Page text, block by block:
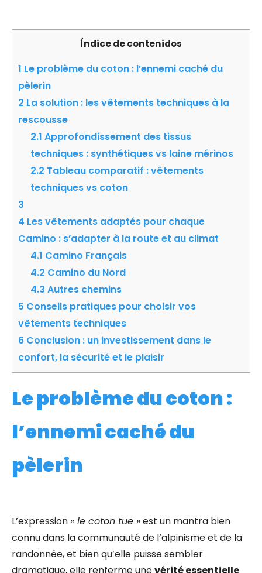
Índice de contenidos
1 Le problème du coton : l’ennemi caché du
pèlerin
2 La solution : les vêtements techniques à la
rescousse
2.1 Approfondissement des tissus
techniques : synthétiques vs laine mérinos
2.2 Tableau comparatif : vêtements
techniques vs coton
3
4 Les vêtements adaptés pour chaque
Camino : s’adapter à la route et au climat
4.1 Camino Français
4.2 Camino du Nord
4.3 Autres chemins
5 Conseils pratiques pour choisir vos
vêtements techniques
6 Conclusion : un investissement dans le
confort, la sécurité et le plaisir
Le problème du coton :
l’ennemi caché du
pèlerin
L’expression « le coton tue »est un mantra bien
connu dans la communauté de l’alpinisme et de la
randonnée, et bien qu’elle puisse sembler